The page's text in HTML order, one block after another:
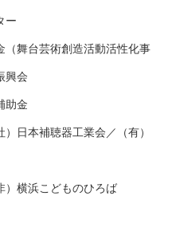
日本センター
（舞台芸術創造活動活性化事
興会
金
日本補聴器工業会／（有）
）横浜こどものひろば